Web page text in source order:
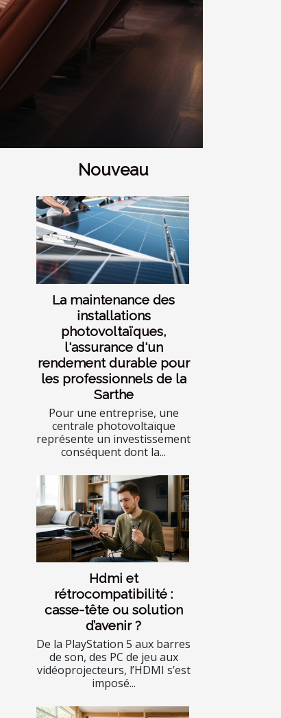
Nouveau
La maintenance des
installations
photovoltaïques,
l'assurance d'un
rendement durable pour
les professionnels de la
Sarthe
Pour une entreprise, une
centrale photovoltaïque
représente un investissement
conséquent dont la...
Hdmi et
rétrocompatibilité :
casse-tête ou solution
d’avenir ?
De la PlayStation 5 aux barres
de son, des PC de jeu aux
vidéoprojecteurs, l’HDMI s’est
imposé...